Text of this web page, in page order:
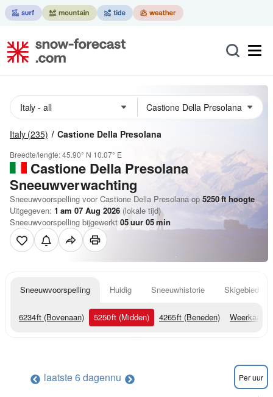
Italy (235) Castione Della Presolana
Breedte/lengte:45.90° N 10.07° E
Castione Della Presolana
Sneeuwverwachting
Sneeuwvoorspelling voor Castione Della Presolana op 5250fthoogte
Uitgegeven: 1 am 07 Aug 2026 (lokale tijd)
Sneeuwvoorspelling bijgewerkt 05uur 05min
Sneeuwvoorspelling Huidig Sneeuwhistorie Skigebied
6234ft (Bovenaan) 5250ft (Midden) 4265ft (Beneden)
laatste 6 dagennu Per uur